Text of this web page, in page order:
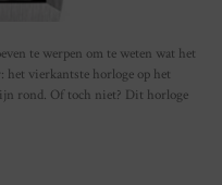
te werpen om te weten wat het
het vierkantste horloge op het
rond. Of toch niet? Dit horloge